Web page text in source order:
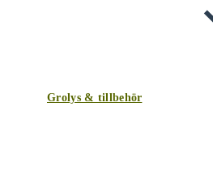
Grolys & tillbehör